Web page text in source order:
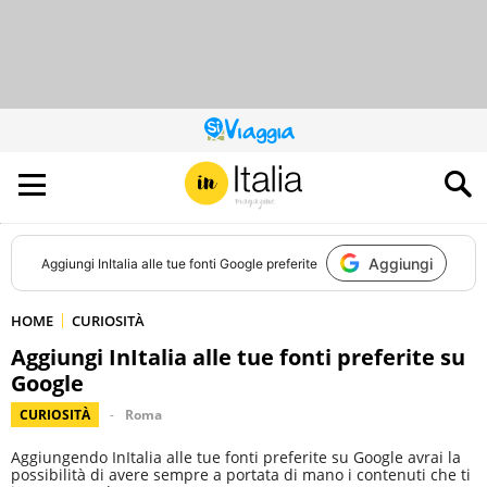
QUESTO
SITO
CONTRIBUISCE
ALL’AUDIENCE
DI
Aggiungi InItalia alle tue fonti Google preferite Aggiungi
HOME CURIOSITÀ
Aggiungi InItalia alle tue fonti preferite su
Google
CURIOSITÀ Roma
Aggiungendo InItalia alle tue fonti preferite su Google avrai la
possibilità di avere sempre a portata di mano i contenuti che ti